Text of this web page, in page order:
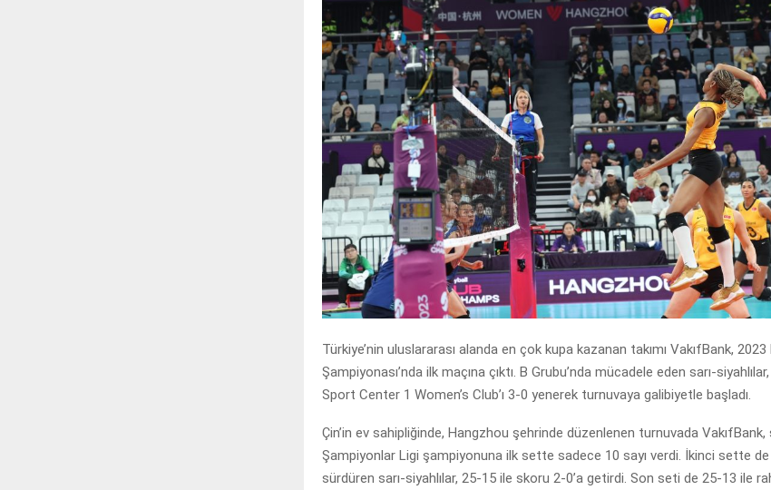
Türkiye’nin uluslararası alanda en çok kupa kazanan takımı VakıfBank,
Şampiyonası’nda ilk maçına çıktı. B Grubu’nda mücadele eden sarı-
Sport Center 1 Women’s Club’ı 3-0 yenerek turnuvaya galibiyetle başladı.
Çin’in ev sahipliğinde, Hangzhou şehrinde düzenlenen turnuvada
Şampiyonlar Ligi şampiyonuna ilk sette sadece 10 sayı verdi. İkinci sette
sürdüren sarı-siyahlılar, 25-15 ile skoru 2-0’a getirdi. Son seti de 25-13 ile